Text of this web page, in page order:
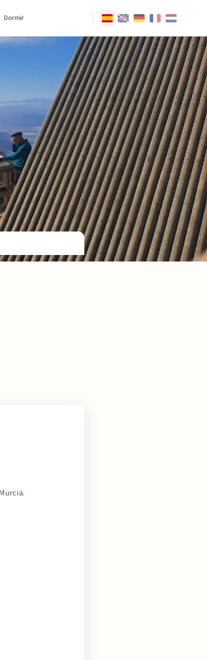
Dormir